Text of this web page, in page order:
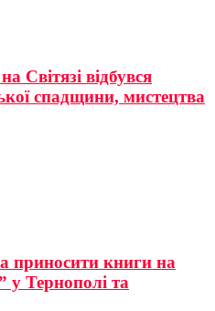
Світязі відбувся
спадщини, мистецтва
приносити книги на
Тернополі та